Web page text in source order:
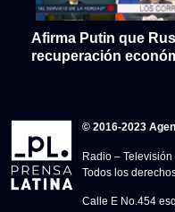
Afirma Putin que
recuperación
© 2016-2023
Radio –
Todos los
Calle E No.454